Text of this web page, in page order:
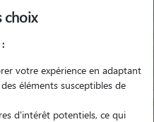
animal ?
choix
votre expérience en adaptant
éléments susceptibles de
d'intérêt potentiels, ce qui